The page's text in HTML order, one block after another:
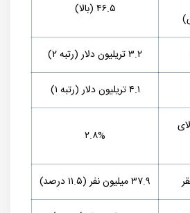
۴۶.۵ (بالا)
۳.۲ تریلیون دلار (رتبه ۲)
۴.۱ تریلیون دلار (رتبه ۱)
۲.۸%
۳۷.۹ میلیون نفر (۱۱.۵ درصد)